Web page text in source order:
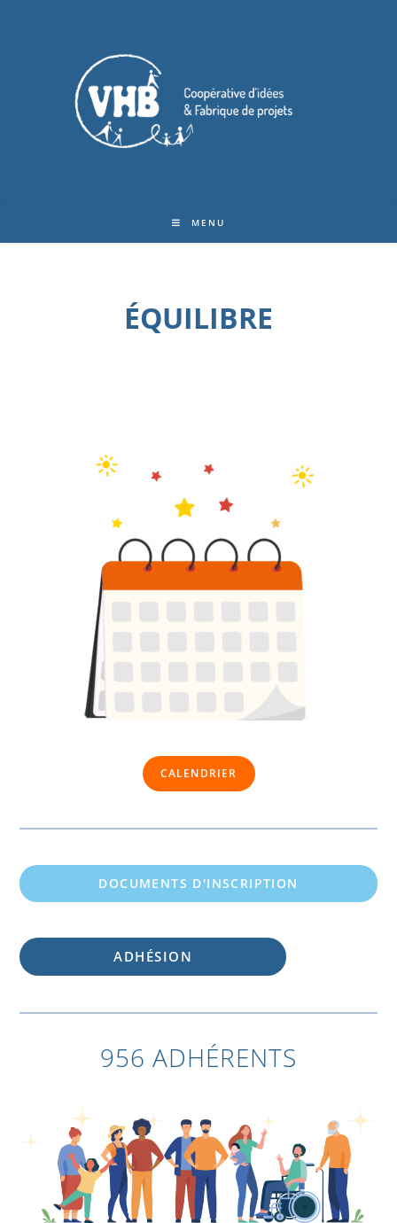
MENU
ÉQUILIBRE
CALENDRIER
DOCUMENTS D'INSCRIPTION
ADHÉSION
956 ADHÉRENTS